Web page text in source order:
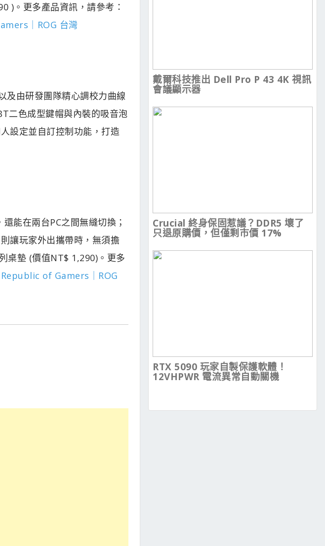
)。更多產品資訊，請參考：
｜ROG 台灣
及由研發團隊精心調校力曲線
二色成型鍵帽與內裝的吸音泡
設定並自訂控制功能，打造
能在兩台PC之間無縫切換；
讓玩家外出攜帶時，無須擔
桌墊 (價值NT$ 1,290)。更多
of Gamers｜ROG
戴爾科技推出 Dell Pro P 43 4K 視訊
會議顯示器
Crucial 終身保固惹議？DDR5 壞了
只退原購價，但僅剩市價 17%
RTX 5090 玩家自製保護軟體！
12VHPWR 電流異常自動關機